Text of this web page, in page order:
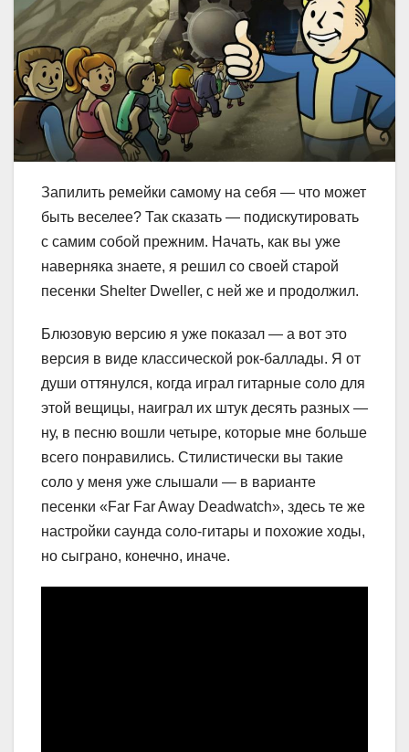
Запилить ремейки самому на себя — что может
быть веселее? Так сказать — подискутировать
с самим собой прежним. Начать, как вы уже
наверняка знаете, я решил со своей старой
песенки Shelter Dweller, с ней же и продолжил.
Блюзовую версию я уже показал — а вот это
версия в виде классической рок-баллады. Я от
души оттянулся, когда играл гитарные соло для
этой вещицы, наиграл их штук десять разных —
ну, в песню вошли четыре, которые мне больше
всего понравились. Стилистически вы такие
соло у меня уже слышали — в варианте
песенки «Far Far Away Deadwatch», здесь те же
настройки саунда соло-гитары и похожие ходы,
но сыграно, конечно, иначе.